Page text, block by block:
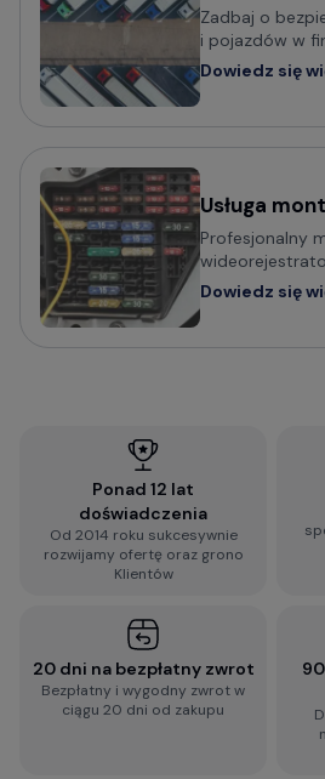
Zadbaj o
i pojazdów w
Dowiedz się
Usługa
Profesjonalny
Dowiedz się
Ponad 12 lat
doświadczenia
Od 2014 roku sukcesywnie
rozwijamy ofertę oraz grono
Klientów
20 dni na bezpłatny zwrot
Bezpłatny i wygodny zwrot w
ciągu 20 dni od zakupu